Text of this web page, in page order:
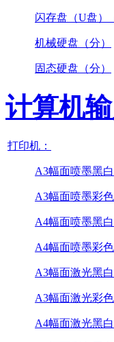
闪存盘（U盘）
机械硬盘（分）
固态硬盘（分）
计算机
打印机：
A3幅面喷墨黑
A3幅面喷墨彩
A4幅面喷墨黑
A4幅面喷墨彩
A3幅面激光黑
A3幅面激光彩
A4幅面激光黑